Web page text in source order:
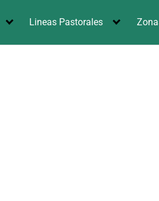
Lineas Pastorales